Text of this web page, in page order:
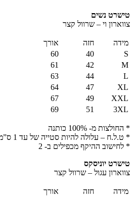
טישרט נשים
צווארון וי – שרוול קצר
מידה חזה
אורך
S
40
60
M
42
61
L
44
63
XL
47
64
XXL
49
67
3XL
51
69
* החולצות מ- 100% כותנה
* ט.ל.ח – עלולה להיות סטייה של עד 1 ס”מ
* לחישוב ההיקף מכפילים ב- 2
טישרט יוניסקס
צווארון עגול – שרוול קצר
מידה חזה
אורך